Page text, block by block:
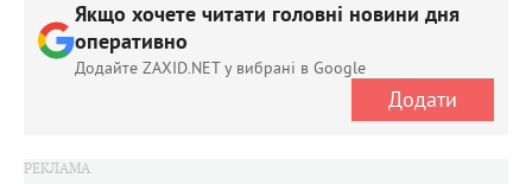
Якщо хочете читати головні новини дня
оперативно
Додайте ZAXID.NET у вибрані в Google
Додати